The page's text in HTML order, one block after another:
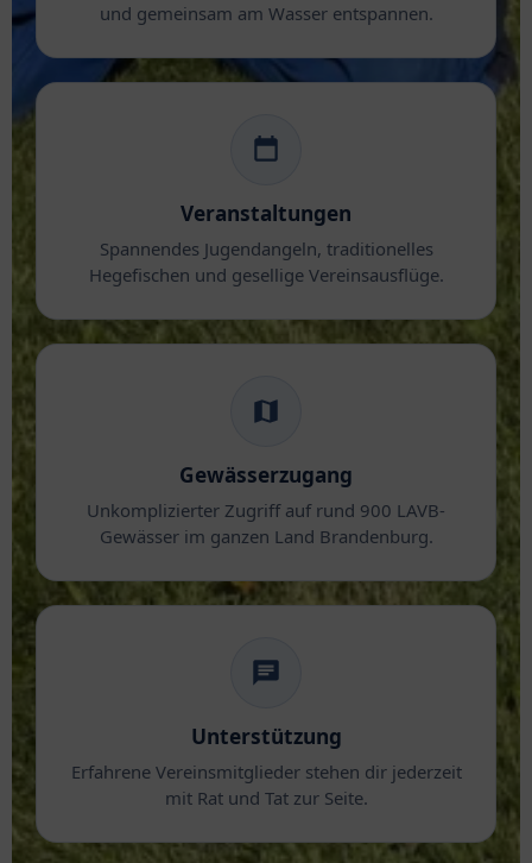
und gemeinsam am Wasser entspannen.
Veranstaltungen
Spannendes Jugendangeln, traditionelles
Hegefischen und gesellige Vereinsausflüge.
Gewässerzugang
Unkomplizierter Zugriff auf rund 900 LAVB-
Gewässer im ganzen Land Brandenburg.
Unterstützung
Erfahrene Vereinsmitglieder stehen dir jederzeit
mit Rat und Tat zur Seite.